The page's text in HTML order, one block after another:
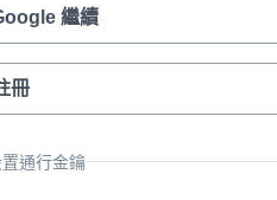
繼續
冊
通行金鑰